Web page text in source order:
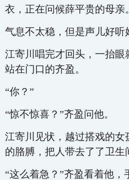
衣，正在问候薛平贵的母亲。
气息不太稳，但是声儿好听
江寄川唱完才回头，一抬眼
站在门口的齐盈。
“你？”
“惊不惊喜？”齐盈问他。
江寄川见状，越过搭戏的女
的胳膊，把人带去了了卫生
“这么着急？”齐盈看着他，